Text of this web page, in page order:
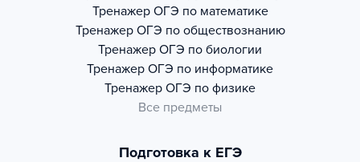
Тренажер ОГЭ по математике
Тренажер ОГЭ по обществознанию
Тренажер ОГЭ по биологии
Тренажер ОГЭ по информатике
Тренажер ОГЭ по физике
Все предметы
Подготовка к ЕГЭ